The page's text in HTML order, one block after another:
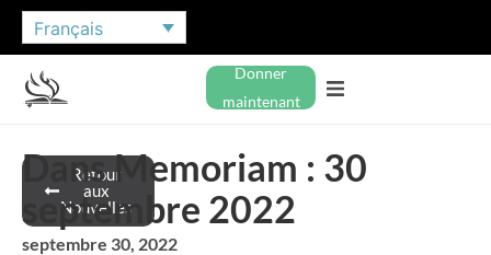
Français
Donner
maintenant
Retour
aux
Nouvelles
Dans Memoriam : 30
septembre 2022
septembre 30, 2022